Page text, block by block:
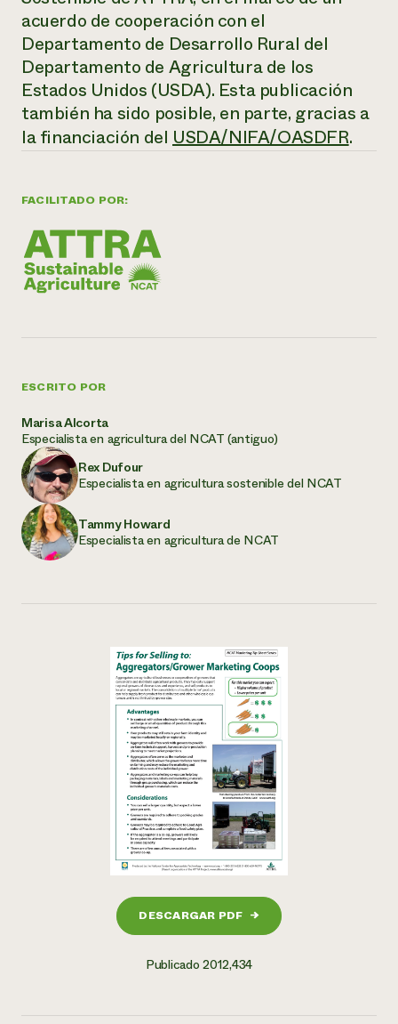
FACILITADO POR:
ESCRITO POR
Marisa Alcorta
Especialista en agricultura del NCAT (antiguo)
Rex Dufour
Especialista en agricultura sostenible del NCAT
Tammy Howard
Especialista en agricultura de NCAT
DESCARGAR PDF →
Publicado 2012,434
acuerdo de cooperación con el
Departamento de Desarrollo Rural del
Departamento de Agricultura de los
Estados Unidos (USDA). Esta publicación
también ha sido posible, en parte, gracias a
la financiación delUSDA/NIFA/OASDFR.